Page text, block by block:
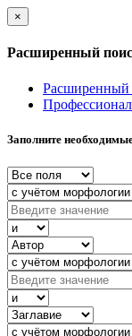
×
Расширенный
Расширенный
Заполните